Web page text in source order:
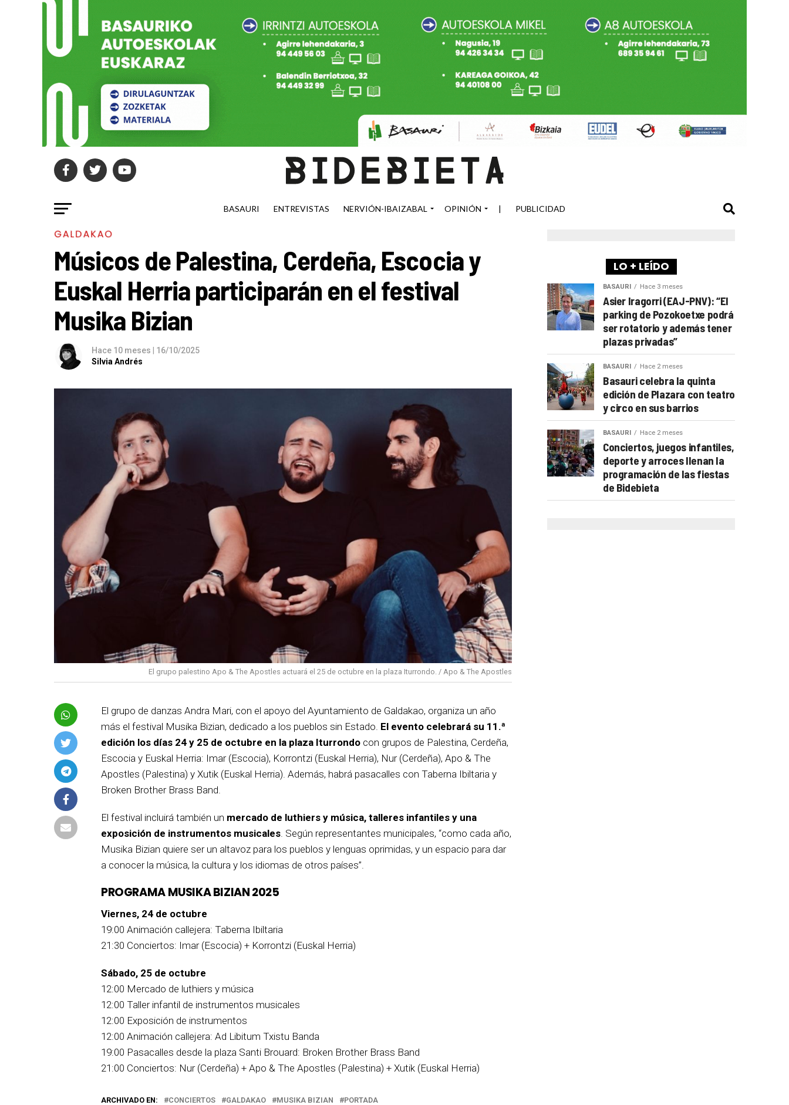
BASAURI ENTREVISTAS NERVIÓN-IBAIZABAL OPINIÓN | PUBLICIDAD
GALDAKAO
Músicos de Palestina, Cerdeña, Escocia y
Euskal Herria participarán en el festival
Musika Bizian
Hace 10 meses | 16/10/2025
Silvia Andrés
El grupo palestino Apo & The Apostles actuará el 25 de octubre en la plaza Iturrondo. / Apo & The Apostles
El grupo de danzas Andra Mari, con el apoyo del Ayuntamiento de Galdakao, organiza un año
más el festival Musika Bizian, dedicado a los pueblos sin Estado. El evento celebrará su 11.ª
edición los días 24 y 25 de octubre en la plaza Iturrondo con grupos de Palestina, Cerdeña,
Escocia y Euskal Herria: Imar (Escocia), Korrontzi (Euskal Herria), Nur (Cerdeña), Apo & The
Apostles (Palestina) y Xutik (Euskal Herria). Además, habrá pasacalles con Taberna Ibiltaria y
Broken Brother Brass Band.
El festival incluirá también un mercado de luthiers y música, talleres infantiles y una
exposición de instrumentos musicales . Según representantes municipales, “como cada año,
Musika Bizian quiere ser un altavoz para los pueblos y lenguas oprimidas, y un espacio para dar
a conocer la música, la cultura y los idiomas de otros países”.
PROGRAMA MUSIKA BIZIAN 2025
Viernes, 24 de octubre
19:00 Animación callejera: Taberna Ibiltaria
21:30 Conciertos: Imar (Escocia) + Korrontzi (Euskal Herria)
Sábado, 25 de octubre
12:00 Mercado de luthiers y música
12:00 Taller infantil de instrumentos musicales
12:00 Exposición de instrumentos
12:00 Animación callejera: Ad Libitum Txistu Banda
19:00 Pasacalles desde la plaza Santi Brouard: Broken Brother Brass Band
21:00 Conciertos: Nur (Cerdeña) + Apo & The Apostles (Palestina) + Xutik (Euskal Herria)
ARCHIVADO EN: CONCIERTOS GALDAKAO MUSIKA BIZIAN PORTADA
LO + LEÍDO
BASAURI Hace 3 meses
Asier Iragorri (EAJ-PNV): “El
parking de Pozokoetxe podrá
ser rotatorio y además tener
plazas privadas”
BASAURI Hace 2 meses
Basauri celebra la quinta
edición de Plazara con teatro
y circo en sus barrios
BASAURI Hace 2 meses
Conciertos, juegos infantiles,
deporte y arroces llenan la
programación de las fiestas
de Bidebieta